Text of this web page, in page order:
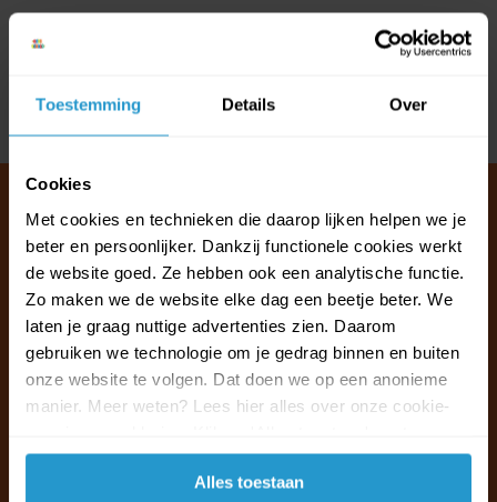
Toestemming Details Over
Cookies
Met cookies en technieken die daarop lijken helpen we je
beter en persoonlijker. Dankzij functionele cookies werkt
de website goed. Ze hebben ook een analytische functie.
Zo maken we de website elke dag een beetje beter. We
laten je graag nuttige advertenties zien. Daarom
gebruiken we technologie om je gedrag binnen en buiten
onze website te volgen. Dat doen we op een anonieme
manier. Meer weten? Lees hier alles over onze cookie-
accepteren.
Alles toestaan
Reviews
Klantenservice & FAQ
Wij staan voor u klaar.
Ma t/m vr van 09:30 - 16:00 telefonisch
+31 (0)13 785 62 41
Naar de klantenservice & FAQ